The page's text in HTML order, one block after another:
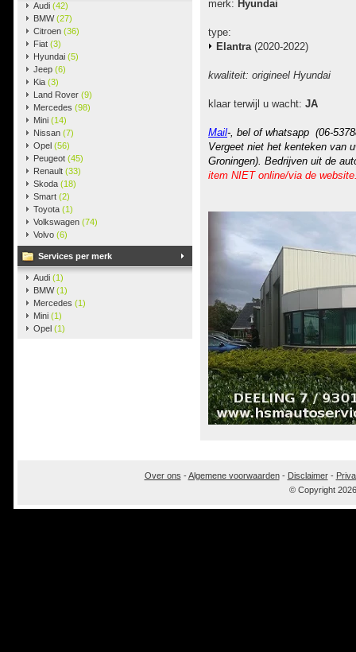
Audi (42)
BMW(27)
Citroen (36)
Fiat (3)
Hyundai (5)
Jeep (6)
Kia (3)
Land Rover (9)
Mercedes (98)
Mini (14)
Nissan (7)
Opel (56)
Peugeot (45)
Renault (33)
Skoda (18)
Smart (2)
Toyota (1)
Volkswagen (74)
Volvo (6)
Services per merk
Audi (1)
BMW(1)
Mercedes (1)
Mini (1)
Opel (1)
merk: Hyundai
type:
Elantra (2020-2022)
kwaliteit: origineel Hyundai
klaar terwijl u wacht: JA
Mail-, bel of whatsapp (06-
Vergeet niet het kenteken van
Groningen). Bedrijven uit de
item NIET online/via de
Over ons -Algemene voorwaarden- Disclaimer-
© Copyright